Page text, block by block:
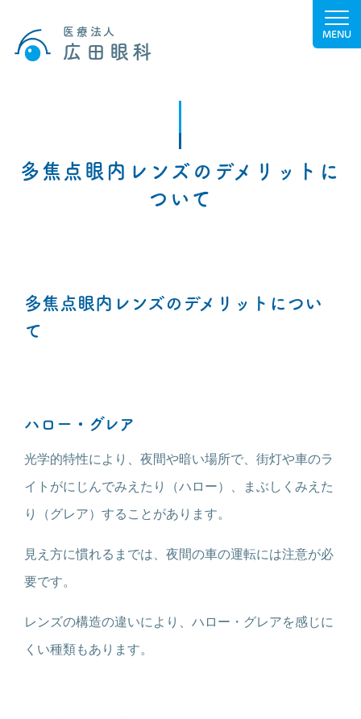
医療法人
広田眼科
多焦点眼内レンズのデメリットに
ついて
多焦点眼内レンズのデメリットについ
て
ハロー・グレア
光学的特性により、夜間や暗い場所で、街灯や車のラ
イトがにじんでみえたり（ハロー）、まぶしくみえた
り（グレア）することがあります。
見え方に慣れるまでは、夜間の車の運転には注意が必
要です。
レンズの構造の違いにより、ハロー・グレアを感じに
くい種類もあります。